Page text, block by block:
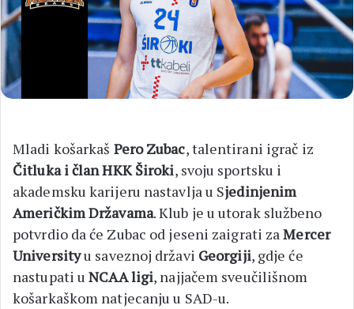
Mladi košarkaš Pero Zubac, talentirani igrač iz
Čitluka i član HKK Široki, svoju sportsku i
akademsku karijeru nastavlja u Sjedinjenim
Američkim Državama. Klub je u utorak službeno
potvrdio da će Zubac od jeseni zaigrati zaMercer
Universityu saveznoj državi Georgiji, gdje će
nastupati uNCAA ligi, najjačem sveučilišnom
košarkaškom natjecanju u SAD-u.